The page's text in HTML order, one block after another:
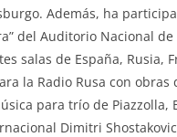
Además, ha
del Auditorio Nacional
salas de España, Rusia,
la Radio Rusa con obras
para trío de
Dimitri